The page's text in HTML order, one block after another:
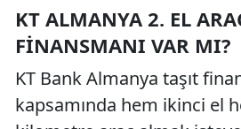
KT ALMANYA 2. EL
FINANSMANI VAR MI?
KT Bank Almanya taşıt
kapsamında hem ikinci el